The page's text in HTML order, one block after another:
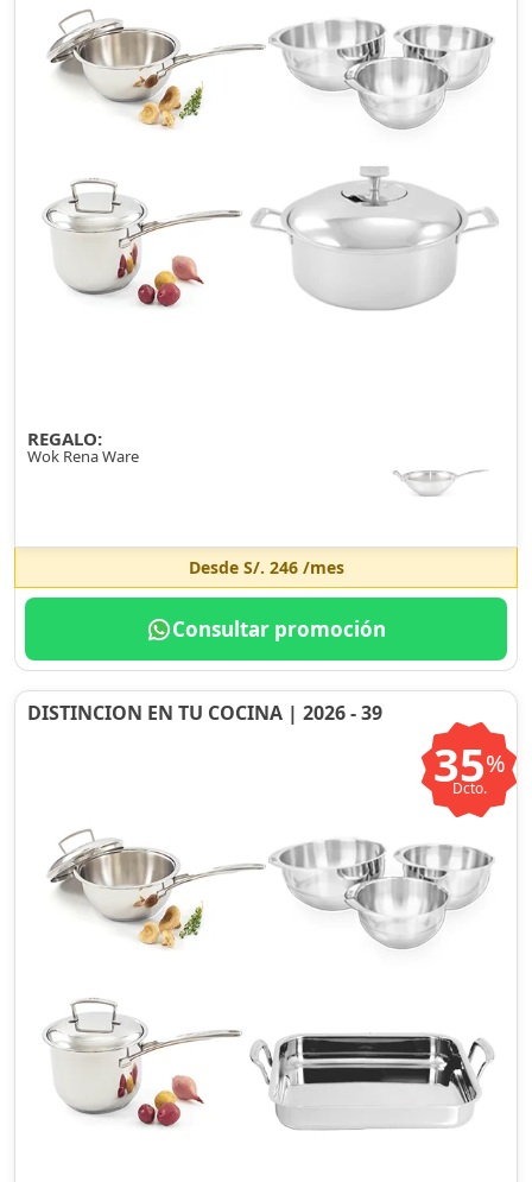
REGALO:
Wok Rena Ware
Desde S/. 246/mes
Consultar promoción
DISTINCION EN TU COCINA | 2026 - 39
35%
Dcto.